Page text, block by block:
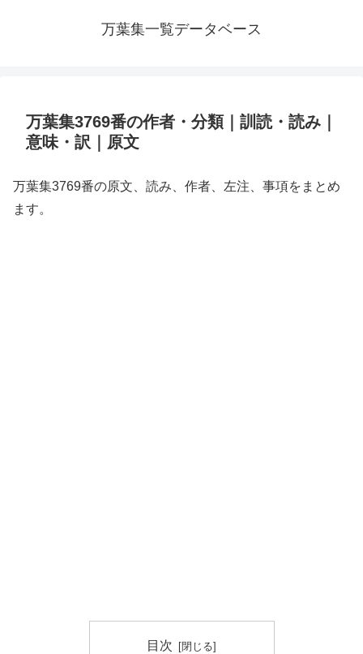
万葉集一覧データベース
万葉集3769番の作者・分類｜訓読・読み｜
意味・訳｜原文
万葉集3769番の原文、読み、作者、左注、事項をまとめ
ます。
目次